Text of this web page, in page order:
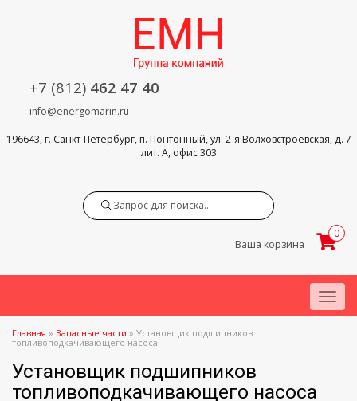
+7 (812) 462 47 40
info@energomarin.ru
196643, г. Санкт-Петербург, п. Понтонный, ул. 2-я Волховстроевская, д. 7
лит. А, офис 303
Ваша корзина
0
Menu
Главная » Запасные части » Установщик подшипников
топливоподкачивающего насоса
Установщик подшипников
топливоподкачивающего насоса